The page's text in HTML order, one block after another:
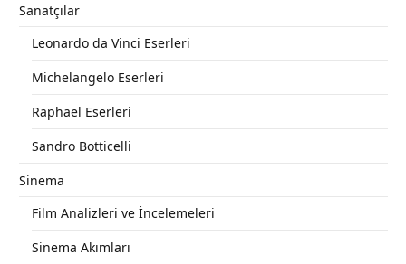
Sanatçılar
Leonardo da Vinci Eserleri
Michelangelo Eserleri
Raphael Eserleri
Sandro Botticelli
Sinema
Film Analizleri ve İncelemeleri
Sinema Akımları